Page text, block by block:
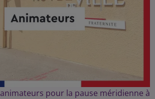
pour la pause méridienne à